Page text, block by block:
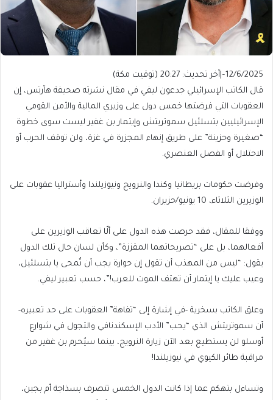
12/6/2025
– آخر تحديث: 20:27 (توقيت مكة)
قال الكاتب الإسرائيلي جدعون ليفي في مقال نشرته صحيفة هآرتس، إن
العقوبات التي فرضتها خمس دول على وزيري المالية والأمن القومي
الإسرائيليين بتسلئيل سموتريتش وإيتمار بن غفير ليست سوى خطوة
“صغيرة وحزينة” على طريق إنهاء المجزرة في غزة، ولن توقف الحرب أو
الاحتلال أو الفصل العنصري.
وفرضت حكومات بريطانيا وكندا والنرويج ونيوزيلندا وأستراليا عقوبات على
الوزيرين الثلاثاء، 10 يونيو/حزيران.
ووفقا للمقال، فقد حرصت هذه الدول على ألّا تعاقب الوزيرين على
أفعالهما، بل على “تصريحاتهما المقززة”، وكأن لسان حال تلك الدول
يقول: “ليس من المهذب أن تقول إن حوارة يجب أن تُمحى يا بتسلئيل،
وعيب عليك يا إيتمار أن تهتف الموت للعرب!”، حسب تعبير ليفي.
وعلق الكاتب بسخرية -في إشارة إلى “تفاهة” العقوبات على حد تعبيره-
أن سموتريتش الذي “يحب” الأدب الإسكندنافي والتجول في شوارع
أوسلو لن يستطيع بعد الآن زيارة النرويج، بينما سيُحرم بن غفير من
مراقبة طائر الكيوي في نيوزيلندا!
وتساءل بتهكم عما إذا كانت الدول الخمس تتصرف بسذاجة أم بجبن،